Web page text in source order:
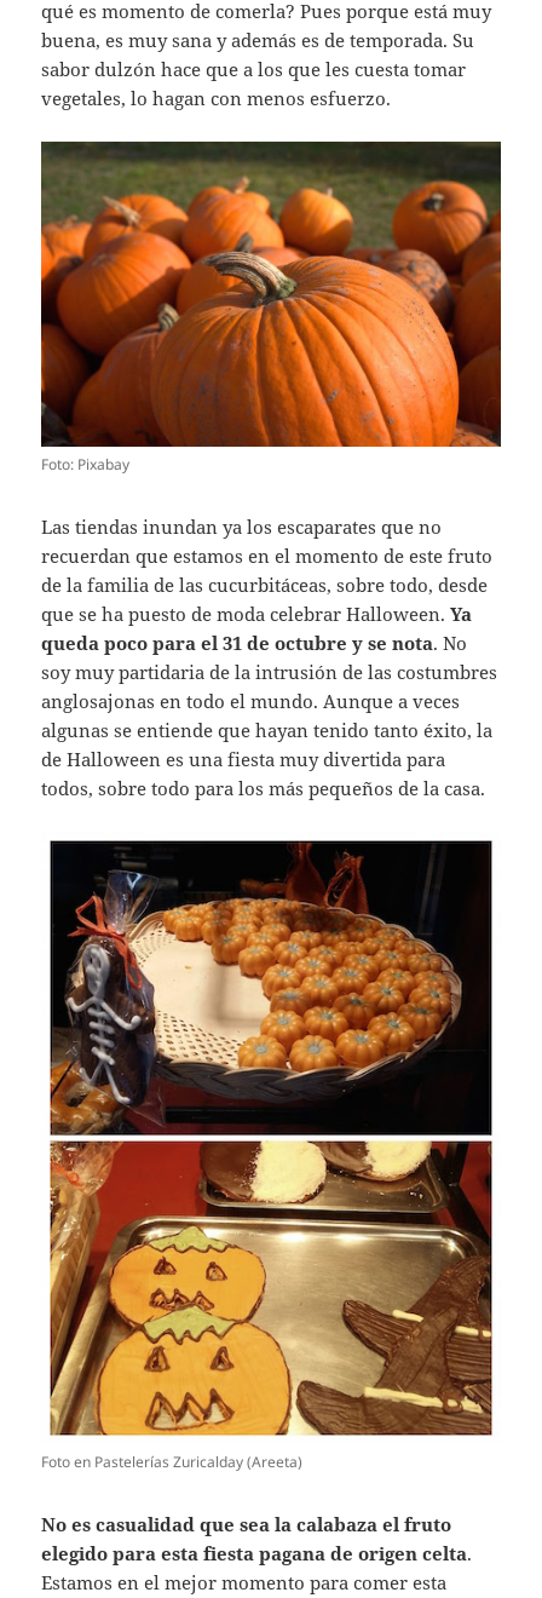
qué es momento de comerla? Pues porque está muy
buena, es muy sana y además es de temporada. Su
sabor dulzón hace que a los que les cuesta tomar
vegetales, lo hagan con menos esfuerzo.
Foto: Pixabay
Las tiendas inundan ya los escaparates que no
recuerdan que estamos en el momento de este fruto
de la familia de las cucurbitáceas, sobre todo, desde
que se ha puesto de moda celebrar Halloween.Ya
queda poco para el 31 de octubre y se nota. No
soy muy partidaria de la intrusión de las costumbres
anglosajonas en todo el mundo. Aunque a veces
algunas se entiende que hayan tenido tanto éxito, la
de Halloween es una fiesta muy divertida para
todos, sobre todo para los más pequeños de la casa.
Foto en Pastelerías Zuricalday (Areeta)
No es casualidad que sea la calabaza el fruto
elegido para esta fiesta pagana de origen celta.
Estamos en el mejor momento para comer esta